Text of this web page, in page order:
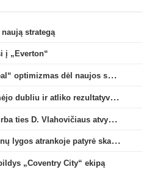
strategą
į „Everton“
Po svarbaus susitikimo – „Real“ optimizmas dėl naujos sutarties su Viniciumi
L. Messi lygų taurėje pasižymėjo dubliu ir atliko rezultatyvų perdavimą
S. Adali: „Besiktas“ klubas dirba ties D. Vlahovičiaus atvykimu“
V. Dambrausko ekipa Čempionų lygos atrankoje patyrė skaudžią nesėkmę
„Coventry City“ ekipą